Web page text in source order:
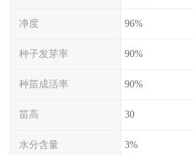
净度 96%
种子发芽率 90%
种苗成活率 90%
苗高 30
水分含量 3%